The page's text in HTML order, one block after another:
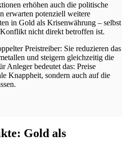
erhöhen auch die politische
erwarten potenziell weitere
in Gold als Krisenwährung – selbst
nicht direkt betroffen ist.
Preistreiber: Sie reduzieren das
und steigern gleichzeitig die
Anleger bedeutet das: Preise
Knappheit, sondern auch auf die
Gold als